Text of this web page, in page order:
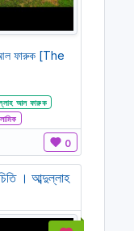
আল ফারুক [The
আল ফারুক
0
। আব্দুল্লাহ